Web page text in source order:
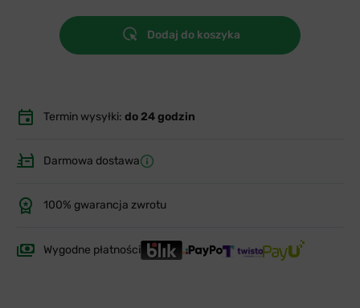
Dodaj do koszyka
Termin wysyłki: do 24 godzin
Darmowa dostawa
100% gwarancja zwrotu
Wygodne płatności